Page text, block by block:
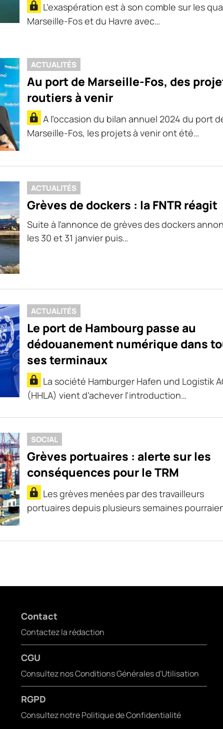
L’exaspération est à son comble sur les
Marseille-Fos et du Havre avec…
ACTUALITÉS
Au port de Marseille-Fos, des
routiers à venir
A l’occasion du bilan annuel 2024 du port
Marseille-Fos, les projets à venir ont été…
ACTUALITÉS
Grèves de dockers : la FNTR réagit
Suite à l’annonce de grèves des dockers
les 30 et 31 janvier puis…
ACTUALITÉS
Le port de Hambourg passe au
dédouanement numérique dans
ses terminaux
La société Hamburger Hafen und Logistik
(HHLA) vient d’achever l’introduction…
SOCIAL
Grèves portuaires : alerte sur les
conséquences pour le TRM
Les grèves menées par des travailleurs
portuaires depuis plusieurs semaines
Contact
Contactez la rédaction
CGU
Consultez nos Conditions Générales d'Utilisation
RGPD
Consultez notre Politique de Confidentialité